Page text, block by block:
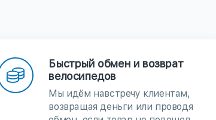
Быстрый обмен и возврат
велосипедов
Мы идём навстречу клиентам,
возвращая деньги или проводя